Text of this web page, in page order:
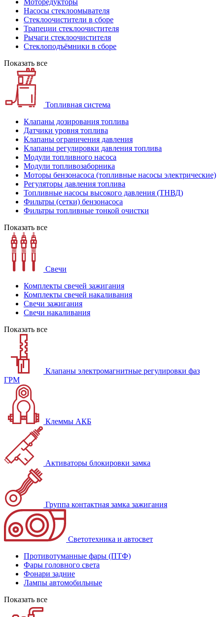
Моторедукторы
Насосы стеклоомывателя
Стеклоочистители в сборе
Трапеции стеклоочистителя
Рычаги стеклоочистителя
Стеклоподъёмники в сборе
Показать все
Топливная система
Клапаны дозирования топлива
Датчики уровня топлива
Клапаны ограничения давления
Клапаны регулировки давления топлива
Модули топливного насоса
Модули топливозаборника
Моторы бензонасоса (топливные насосы электрические)
Регуляторы давления топлива
Топливные насосы высокого давления (ТНВД)
Фильтры (сетки) бензонасоса
Фильтры топливные тонкой очистки
Показать все
Свечи
Комплекты свечей зажигания
Комплекты свечей накаливания
Свечи зажигания
Свечи накаливания
Показать все
Клапаны электромагнитные регулировки фаз
ГРМ
Клеммы АКБ
Активаторы блокировки замка
Группа контактная замка зажигания
Светотехника и автосвет
Противотуманные фары (ПТФ)
Фары головного света
Фонари задние
Лампы автомобильные
Показать все